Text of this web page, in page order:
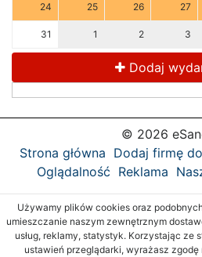
24 25 26 27
31 1 2 3
Dodaj
© 2026
Strona główna Dodaj firmę
Oglądalność Reklama
Używamy plików cookies oraz
umieszczanie naszym zewnętrznym
usług, reklamy, statystyk. Korzystając ze
ustawień przeglądarki, wyrażasz